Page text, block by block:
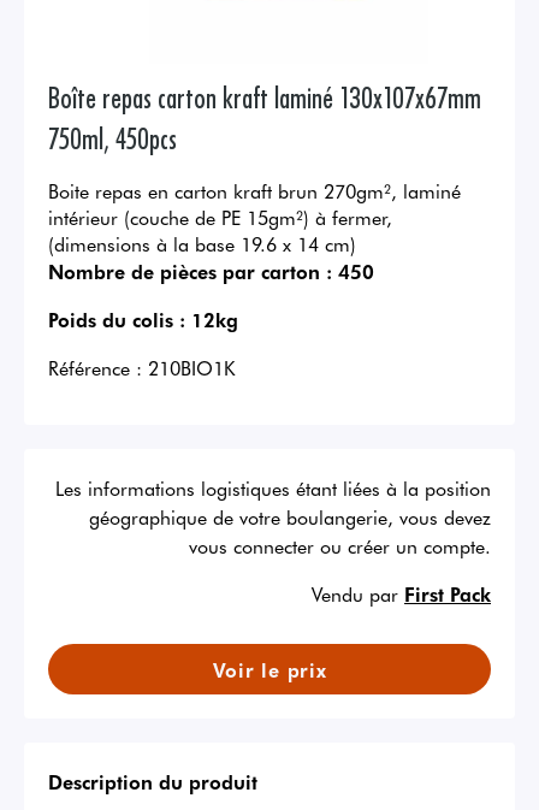
Boîte repas carton kraft laminé 130x107x67mm
750ml, 450pcs
Boite repas en carton kraft brun 270gm², laminé
intérieur (couche de PE 15gm²) à fermer,
(dimensions à la base 19.6 x 14 cm)
Nombre de pièces par carton : 450
Poids du colis : 12kg
Référence : 210BIO1K
Les informations logistiques étant liées à la position
géographique de votre boulangerie, vous devez
vous connecter ou créer un compte.
Vendu par First Pack
Voir le prix
Description du produit